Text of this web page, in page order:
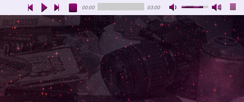
00:00 03:00